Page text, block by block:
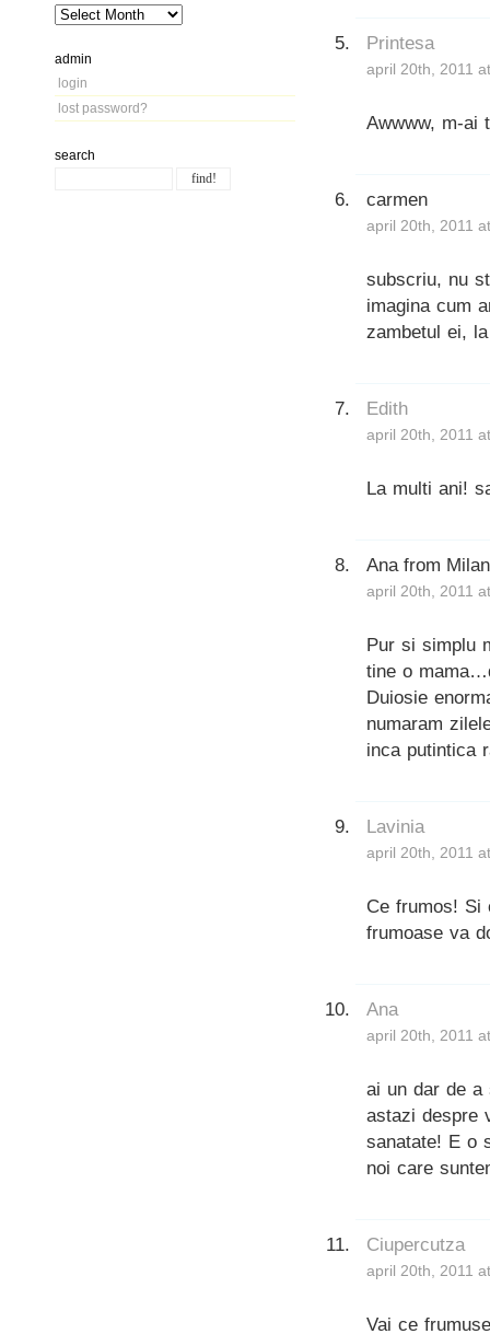
admin
login
lost password?
search
Printesa
april 20th, 2011
Awwww, m-ai
carmen
april 20th, 2011
subscriu, nu
imagina cum
zambetul ei,
Edith
april 20th, 2011
La multi ani!
Ana from
april 20th, 2011
Pur si simplu
tine o
Duiosie
numaram
inca putintica
Lavinia
april 20th, 2011
Ce frumos! Si
frumoase va
Ana
april 20th, 2011
ai un dar de a
astazi despre
sanatate! E o
noi care
Ciupercutza
april 20th, 2011
Vai ce